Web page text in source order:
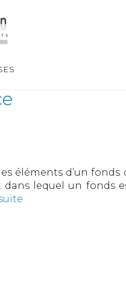
éléments d’un
lequel un fonds